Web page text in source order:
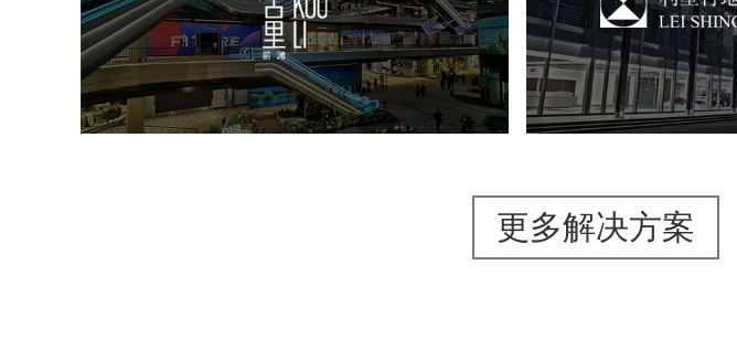
房地产 商业地产 地产网站建设 品牌官网 房地产 商业地产
更多解决方案